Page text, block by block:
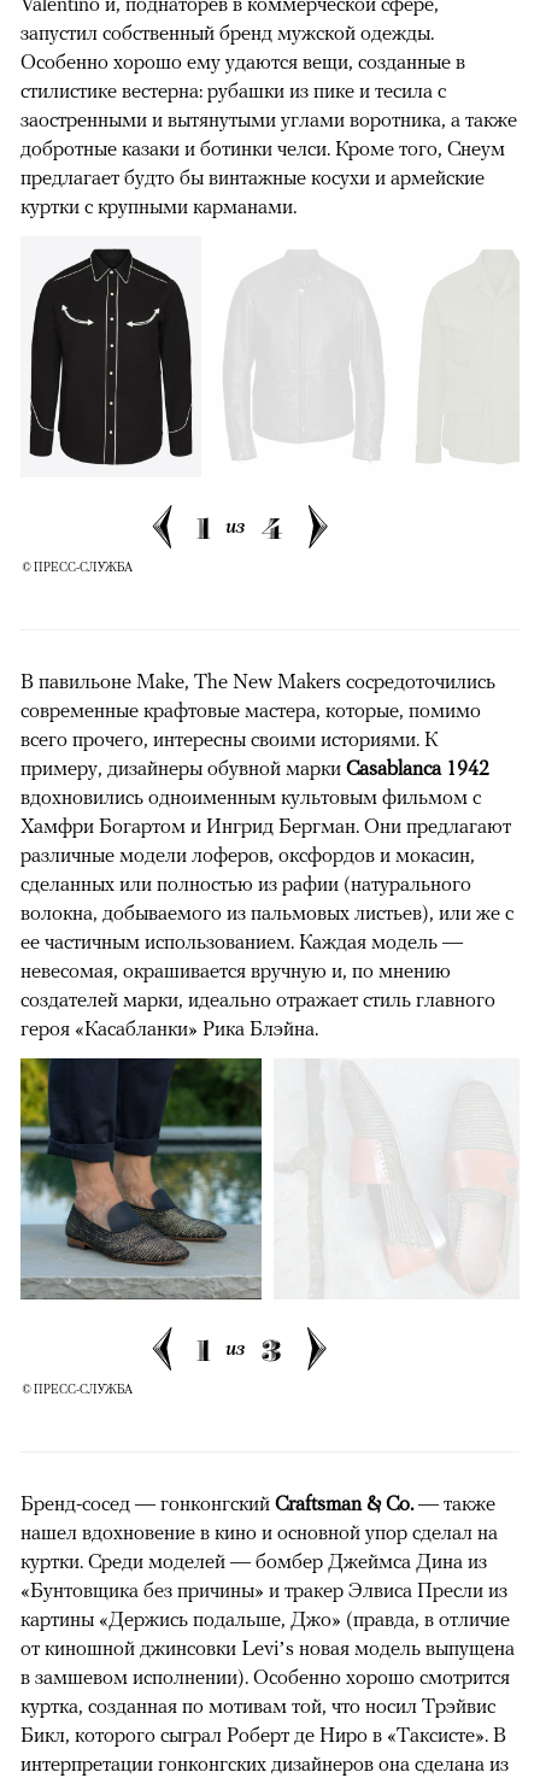
запустил собственный бренд мужской одежды.
Особенно хорошо ему удаются вещи, созданные в
стилистике вестерна: рубашки из пике и тесила с
заостренными и вытянутыми углами воротника, а также
добротные казаки и ботинки челси. Кроме того, Снеум
предлагает будто бы винтажные косухи и армейские
куртки с крупными карманами.
1 из 4
© ПРЕСС-СЛУЖБА
В павильоне Make, The New Makers сосредоточились
современные крафтовые мастера, которые, помимо
всего прочего, интересны своими историями. К
примеру, дизайнеры обувной марки Casablanca 1942
вдохновились одноименным культовым фильмом с
Хамфри Богартом и Ингрид Бергман. Они предлагают
различные модели лоферов, оксфордов и мокасин,
сделанных или полностью из рафии (натурального
волокна, добываемого из пальмовых листьев), или же с
ее частичным использованием. Каждая модель —
невесомая, окрашивается вручную и, по мнению
создателей марки, идеально отражает стиль главного
героя «Касабланки» Рика Блэйна.
1 из 3
© ПРЕСС-СЛУЖБА
Бренд-сосед — гонконгский Craftsman & Co.— также
нашел вдохновение в кино и основной упор cделал на
куртки. Среди моделей — бомбер Джеймса Дина из
«Бунтовщика без причины» и тракер Элвиса Пресли из
картины «Держись подальше, Джо» (правда, в отличие
от киношной джинсовки Levi’s новая модель выпущена
в замшевом исполнении). Особенно хорошо смотрится
куртка, созданная по мотивам той, что носил Трэйвис
Бикл, которого сыграл Роберт де Ниро в «Таксисте». В
интерпретации гонконгских дизайнеров она сделана из